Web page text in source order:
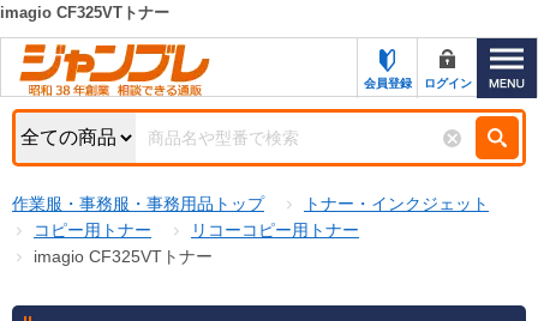
カテゴリー一覧
お知らせ
特集・キャンペーン一覧
初めての方へ
お問い合わせ
キーワード検索
検索条件
商品カテゴリから選ぶ
imagio CF325VTトナー
会員登録 ログイン
作業服・事務服・事務用品トップ
トナー・インクジェット
コピー用トナー
リコーコピー用トナー
imagio CF325VTトナー